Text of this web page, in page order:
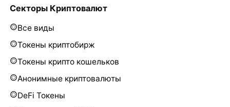
Секторы Криптовалют
Все виды
Токены криптобирж
Токены крипто кошельков
Анонимные криптовалюты
DeFi Токены